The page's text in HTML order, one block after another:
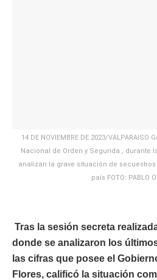
14 DE NOVIEMBRE DE 2023/
Nacional de Orden y Segurida , durante
analizan la grave situación de
país FOTO: PABLO
Tras la sesión secreta
donde se analizaron los
las cifras que posee el
Flores, calificó la situación